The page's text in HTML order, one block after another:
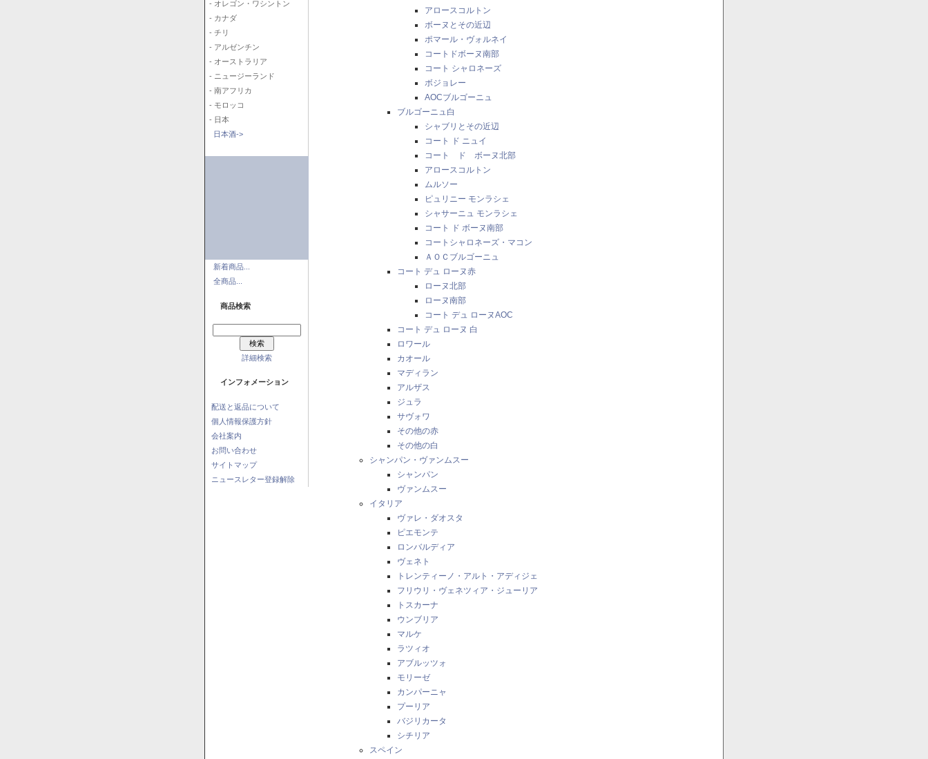
- オレゴン・ワシントン
- カナダ
- チリ
- アルゼンチン
- オーストラリア
- ニュージーランド
- 南アフリカ
- モロッコ
- 日本
日本酒->
新着商品...
全商品...
商品検索
詳細検索
インフォメーション
配送と返品について
個人情報保護方針
会社案内
お問い合わせ
サイトマップ
ニュースレター登録解除
アロースコルトン
ボーヌとその近辺
ポマール・ヴォルネイ
コートドボーヌ南部
コート シャロネーズ
ボジョレー
AOCブルゴーニュ
ブルゴーニュ白
シャブリとその近辺
コート ド ニュイ
コート ド ボーヌ北部
アロースコルトン
ムルソー
ピュリニー モンラシェ
シャサーニュ モンラシェ
コート ド ボーヌ南部
コートシャロネーズ・マコン
ＡＯＣブルゴーニュ
コート デュ ローヌ赤
ローヌ北部
ローヌ南部
コート デュ ローヌAOC
コート デュ ローヌ 白
ロワール
カオール
マディラン
アルザス
ジュラ
サヴォワ
その他の赤
その他の白
シャンパン・ヴァンムスー
シャンパン
ヴァンムスー
イタリア
ヴァレ・ダオスタ
ピエモンテ
ロンバルディア
ヴェネト
トレンティーノ・アルト・アディジェ
フリウリ・ヴェネツィア・ジューリア
トスカーナ
ウンブリア
マルケ
ラツィオ
アブルッツォ
モリーゼ
カンパーニャ
プーリア
バジリカータ
シチリア
スペイン